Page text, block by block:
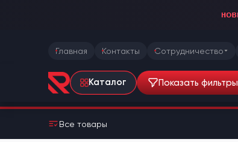
Главная Контакты Сотрудничество
Каталог Показать фильтры
Все товары